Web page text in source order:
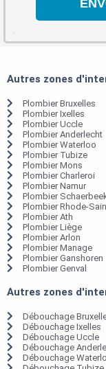
Autres zones
Plombier Bruxelles
Plombier Ixelles
Plombier Uccle
Plombier Anderlecht
Plombier Waterloo
Plombier Tubize
Plombier Mons
Plombier Charleroi
Plombier Namur
Plombier
Plombier Rhode-
Plombier Ath
Plombier Liège
Plombier Arlon
Plombier Manage
Plombier Ganshoren
Plombier Genval
Autres zones
Débouchage
Débouchage Ixelles
Débouchage Uccle
Débouchage
Débouchage